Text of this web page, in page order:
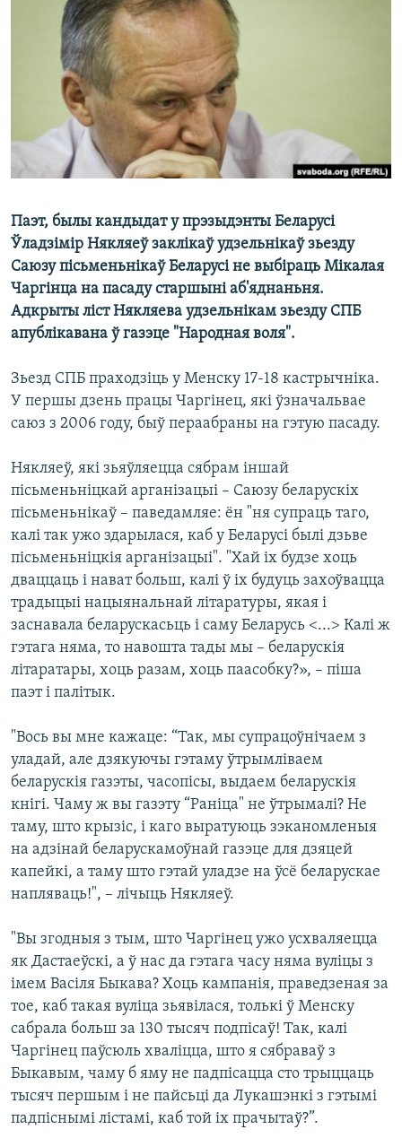
КУЛЬТУРА
КАЛЯНДАР
МОВА
НА ХВАЛЯХ СВАБОДЫ
Паэт, былы кандыдат у прэзыдэнты Беларусі
Ўладзімір Някляеў заклікаў удзельнікаў зьезду
Саюзу пісьменьнікаў Беларусі не выбіраць Мікалая
Чаргінца на пасаду старшыні аб'яднаньня.
Адкрыты ліст Някляева удзельнікам зьезду СПБ
апублікавана ў газэце "Народная воля".
Зьезд СПБ праходзіць у Менску 17-18 кастрычніка.
У першы дзень працы Чаргінец, які ўзначальвае
саюз з 2006 году, быў пераабраны на гэтую пасаду.
Някляеў, які зьяўляецца сябрам іншай
пісьменьніцкай арганізацыі – Саюзу беларускіх
пісьменьнікаў – паведамляе: ён "ня супраць таго,
калі так ужо здарылася, каб у Беларусі былі дзьве
пісьменьніцкія арганізацыі". "Хай іх будзе хоць
дваццаць і нават больш, калі ў іх будуць захоўвацца
традыцыі нацыянальнай літаратуры, якая і
заснавала беларускасьць і саму Беларусь <...> Калі ж
гэтага няма, то навошта тады мы – беларускія
літаратары, хоць разам, хоць паасобку?», – піша
паэт і палітык.
"Вось вы мне кажаце: “Так, мы супрацоўнічаем з
уладай, але дзякуючы гэтаму ўтрымліваем
беларускія газэты, часопісы, выдаем беларускія
кнігі. Чаму ж вы газэту “Раніца" не ўтрымалі? Не
таму, што крызіс, і каго выратуюць зэканомленыя
на адзінай беларускамоўнай газэце для дзяцей
капейкі, а таму што гэтай уладзе на ўсё беларускае
напляваць!", – лічыць Някляеў.
"Вы згодныя з тым, што Чаргінец ужо усхваляецца
як Дастаеўскі, а ў нас да гэтага часу няма вуліцы з
імем Васіля Быкава? Хоць кампанія, праведзеная за
тое, каб такая вуліца зьявілася, толькі ў Менску
сабрала больш за 130 тысяч подпісаў! Так, калі
Чаргінец паўсюль хваліцца, што я сябраваў з
Быкавым, чаму б яму не падпісацца сто трыццаць
тысяч першым і не пайсьці да Лукашэнкі з гэтымі
падпіснымі лістамі, каб той іх прачытаў?”.